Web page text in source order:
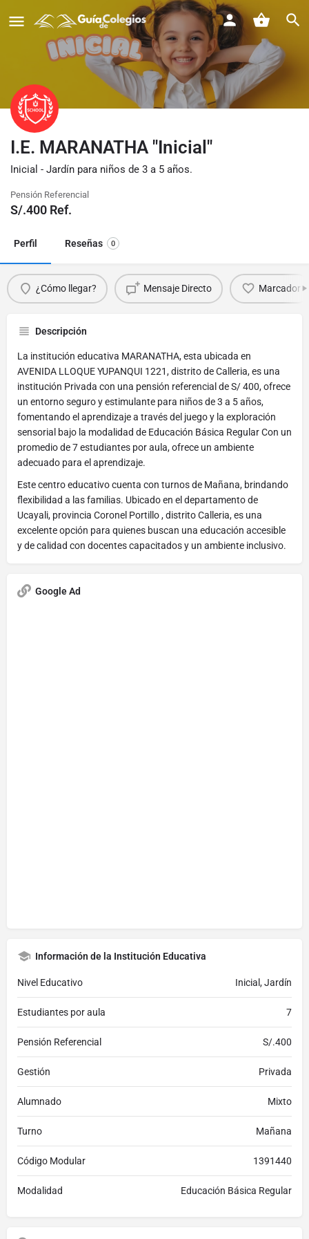
I.E. MARANATHA "Inicial"
Inicial - Jardín para niños de 3 a 5 años.
Pensión Referencial
S/.400 Ref.
Perfil Reseñas 0
¿Cómo llegar? Mensaje Directo Marcador
Descripción
La institución educativa MARANATHA, esta ubicada en
AVENIDA LLOQUE YUPANQUI 1221, distrito de Calleria, es una
institución Privada con una pensión referencial de S/ 400, ofrece
un entorno seguro y estimulante para niños de 3 a 5 años,
fomentando el aprendizaje a través del juego y la exploración
sensorial bajo la modalidad de Educación Básica Regular Con un
promedio de 7 estudiantes por aula, ofrece un ambiente
adecuado para el aprendizaje.
Este centro educativo cuenta con turnos de Mañana, brindando
flexibilidad a las familias. Ubicado en el departamento de
Ucayali, provincia Coronel Portillo , distrito Calleria, es una
excelente opción para quienes buscan una educación accesible
y de calidad con docentes capacitados y un ambiente inclusivo.
Google Ad
Información de la Institución Educativa
Nivel Educativo Inicial, Jardín
Estudiantes por aula 7
Pensión Referencial S/.400
Gestión Privada
Alumnado Mixto
Turno Mañana
Código Modular 1391440
Modalidad Educación Básica Regular